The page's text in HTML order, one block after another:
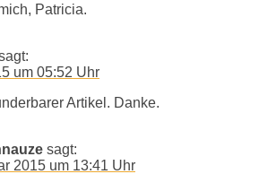
Patricia.
um 05:52 Uhr
Artikel. Danke.
sagt:
2015 um 13:41 Uhr